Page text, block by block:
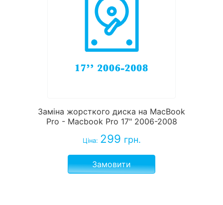
Заміна жорсткого диска на MacBook
Pro - Macbook Pro 17" 2006-2008
Ціна: 299 грн.
Замовити